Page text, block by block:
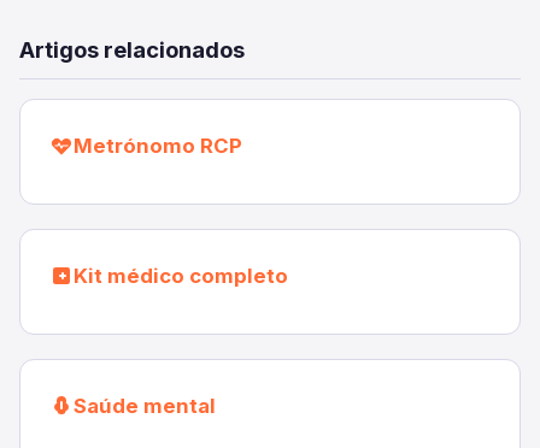
Artigos relacionados
Metrónomo RCP
Kit médico completo
Saúde mental